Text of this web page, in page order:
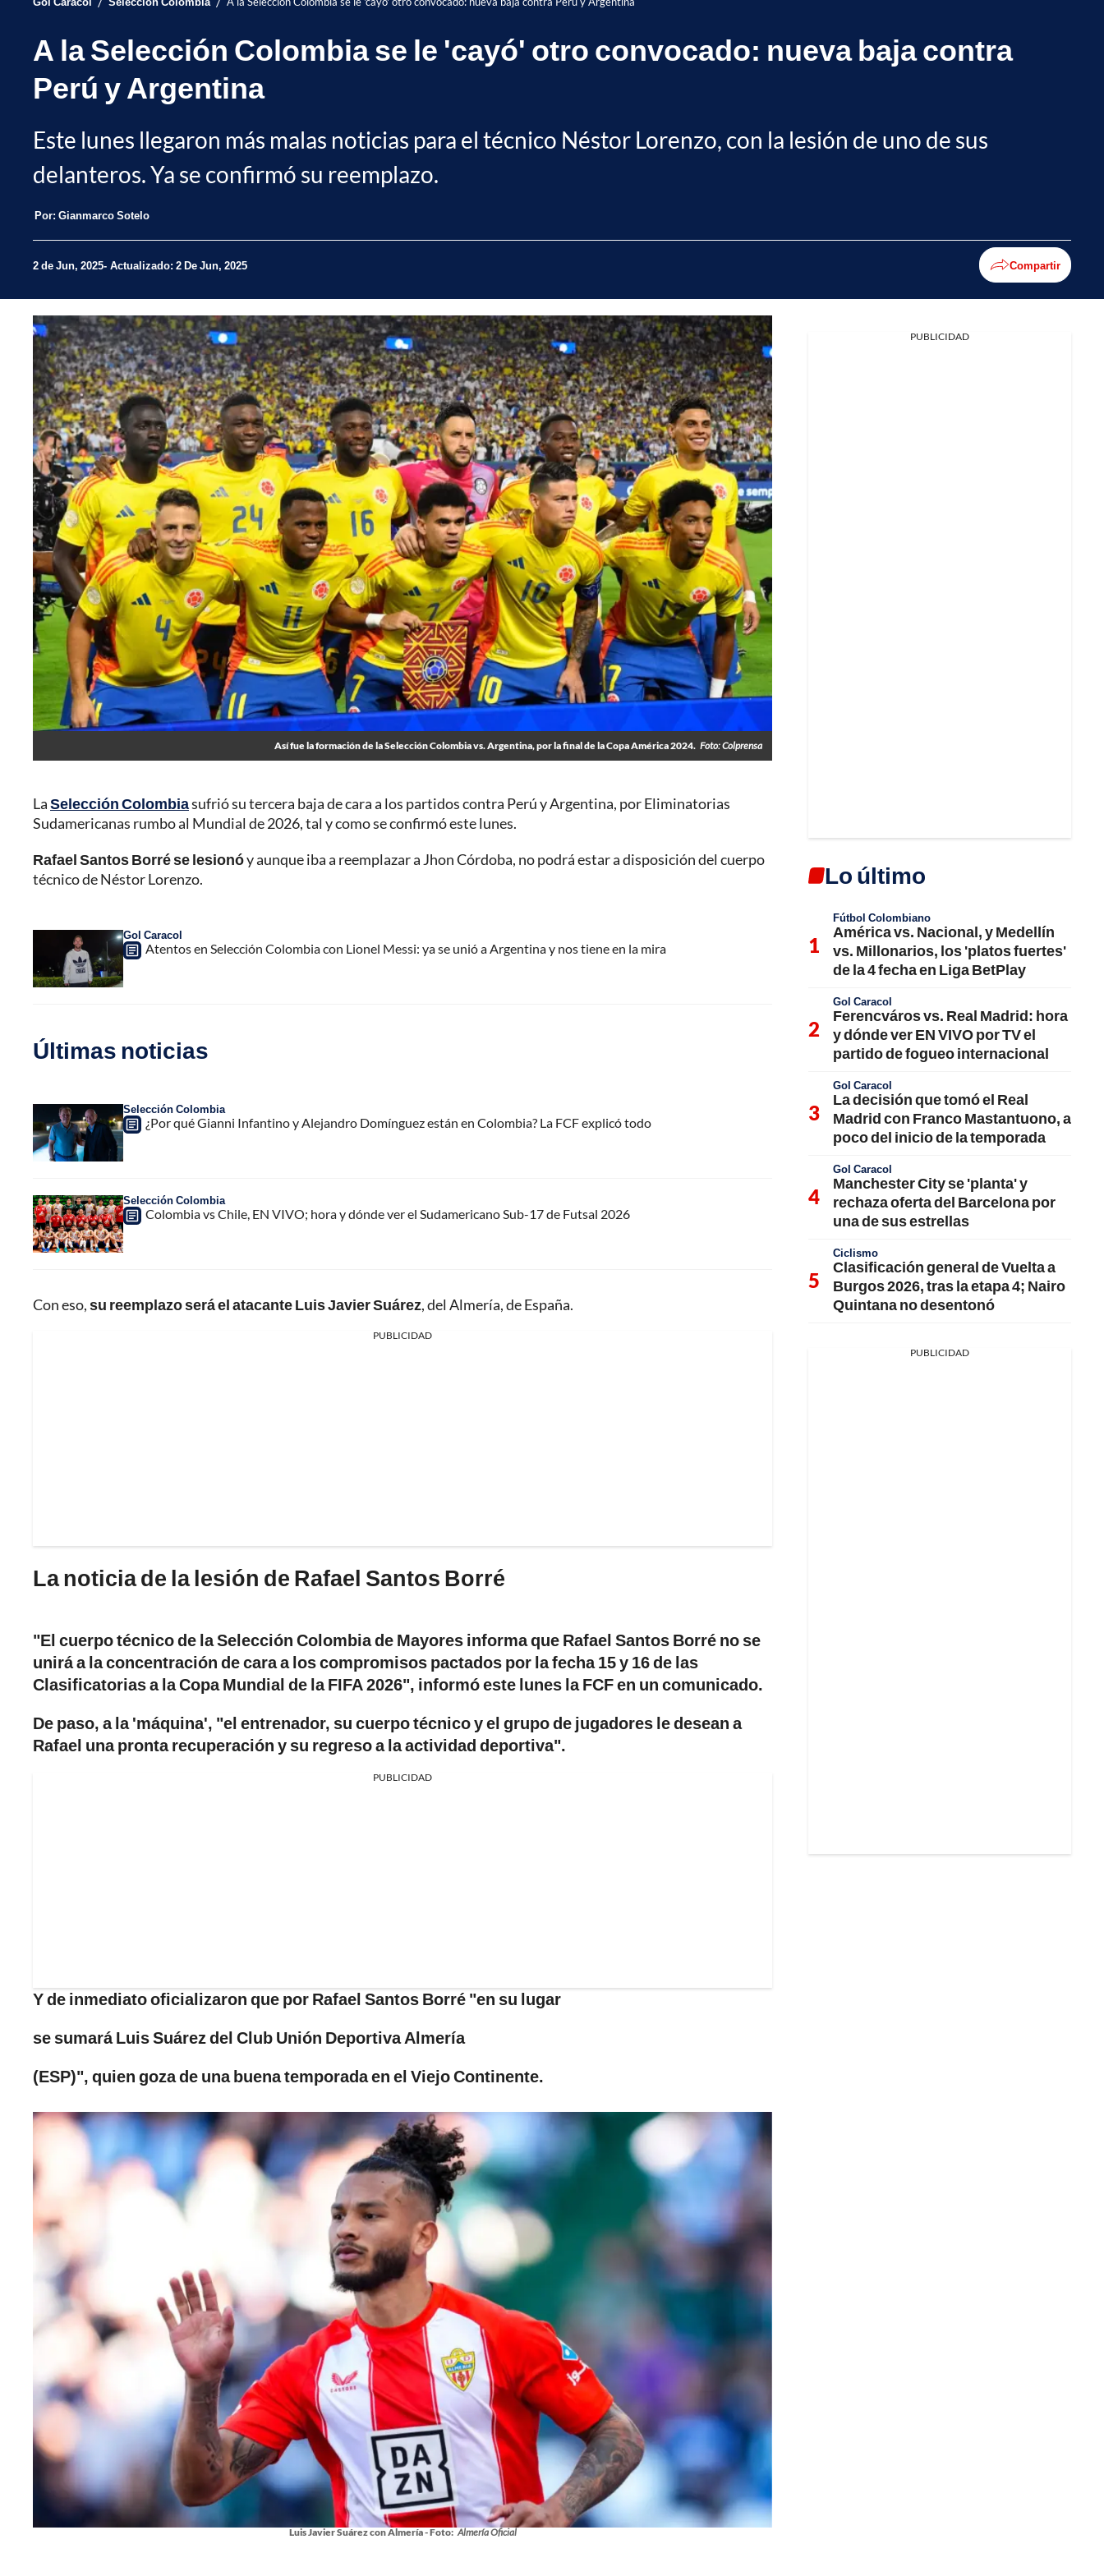
A la Selección Colombia se le 'cayó' otro convocado: nueva baja contra
Perú y Argentina
Este lunes llegaron más malas noticias para el técnico Néstor Lorenzo, con la lesión de uno de sus
delanteros. Ya se confirmó su reemplazo.
Por: Gianmarco Sotelo
2 de Jun, 2025 Actualizado: 2 De Jun, 2025 Compartir
Así fue la formación de la Selección Colombia vs. Argentina, por la final de la Copa América 2024. Foto: Colprensa
LaSelección Colombiasufrió su tercera baja de cara a los partidos contra Perú y Argentina, por Eliminatorias
Sudamericanas rumbo al Mundial de 2026, tal y como se confirmó este lunes.
Rafael Santos Borré se lesionóy aunque iba a reemplazar a Jhon Córdoba, no podrá estar a disposición del cuerpo
técnico de Néstor Lorenzo.
Gol Caracol
Atentos en Selección Colombia con Lionel Messi: ya se unió a Argentina y nos tiene en la mira
Últimas noticias
Selección Colombia
¿Por qué Gianni Infantino y Alejandro Domínguez están en Colombia? La FCF explicó todo
Selección Colombia
Colombia vs Chile, EN VIVO; hora y dónde ver el Sudamericano Sub-17 de Futsal 2026
Con eso,su reemplazo será el atacante Luis Javier Suárez, del Almería, de España.
PUBLICIDAD
La noticia de la lesión de Rafael Santos Borré
"El cuerpo técnico de la Selección Colombia de Mayores informa que Rafael Santos Borré no se
unirá a la concentración de cara a los compromisos pactados por la fecha 15 y 16 de las
Clasificatorias a la Copa Mundial de la FIFA 2026", informó este lunes la FCF en un comunicado.
De paso, a la 'máquina', "el entrenador, su cuerpo técnico y el grupo de jugadores le desean a
Rafael una pronta recuperación y su regreso a la actividad deportiva".
PUBLICIDAD
Y de inmediato oficializaron que por Rafael Santos Borré "en su lugar
se sumará Luis Suárez del Club Unión Deportiva Almería
(ESP)", quien goza de una buena temporada en el Viejo Continente.
Luis Javier Suárez con Almería - Foto: Almería Oficial
PUBLICIDAD
Lo último
Fútbol Colombiano
América vs. Nacional, y Medellín
vs. Millonarios, los 'platos fuertes'
de la 4 fecha en Liga BetPlay
Gol Caracol
Ferencváros vs. Real Madrid: hora
y dónde ver EN VIVO por TV el
partido de fogueo internacional
Gol Caracol
La decisión que tomó el Real
Madrid con Franco Mastantuono, a
poco del inicio de la temporada
Gol Caracol
Manchester City se 'planta' y
rechaza oferta del Barcelona por
una de sus estrellas
Ciclismo
Clasificación general de Vuelta a
Burgos 2026, tras la etapa 4; Nairo
Quintana no desentonó
PUBLICIDAD